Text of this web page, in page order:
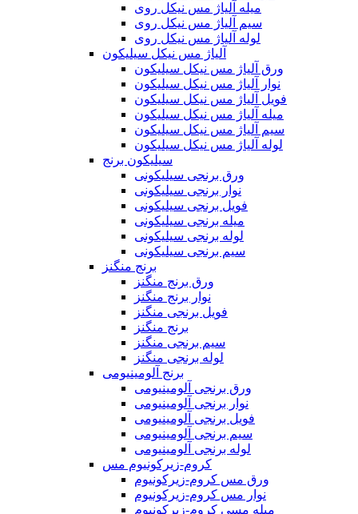
میله آلیاژ مس نیکل روی
سیم آلیاژ مس نیکل روی
لوله آلیاژ مس نیکل روی
آلیاژ مس نیکل سیلیکون
ورق آلیاژ مس نیکل سیلیکون
نوار آلیاژ مس نیکل سیلیکون
فویل آلیاژ مس نیکل سیلیکون
میله آلیاژ مس نیکل سیلیکون
سیم آلیاژ مس نیکل سیلیکون
لوله آلیاژ مس نیکل سیلیکون
سیلیکون برنج
ورق برنجی سیلیکونی
نوار برنجی سیلیکونی
فویل برنجی سیلیکونی
میله برنجی سیلیکونی
لوله برنجی سیلیکونی
سیم برنجی سیلیکونی
برنج منگنز
ورق برنج منگنز
نوار برنج منگنز
فویل برنجی منگنز
برنج منگنز
سیم برنجی منگنز
لوله برنجی منگنز
برنج آلومینیومی
ورق برنجی آلومینیومی
نوار برنجی آلومینیومی
فویل برنجی آلومینیومی
سیم برنجی آلومینیومی
لوله برنجی آلومینیومی
کروم-زیرکونیوم مس
ورق مس کروم-زیرکونیوم
نوار مس کروم-زیرکونیوم
میله مسی کروم-زیرکونیوم